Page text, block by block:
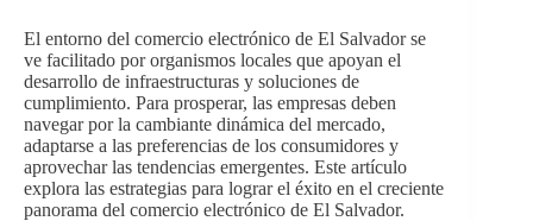
El entorno del comercio electrónico de El Salvador se
ve facilitado por organismos locales que apoyan el
desarrollo de infraestructuras y soluciones de
cumplimiento. Para prosperar, las empresas deben
navegar por la cambiante dinámica del mercado,
adaptarse a las preferencias de los consumidores y
aprovechar las tendencias emergentes. Este artículo
explora las estrategias para lograr el éxito en el creciente
panorama del comercio electrónico de El Salvador.